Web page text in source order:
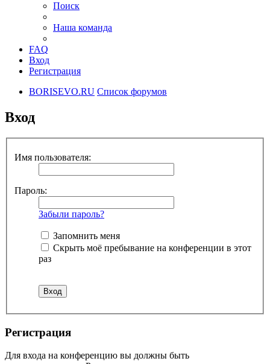
Поиск
Наша команда
FAQ
Вход
Регистрация
BORISEVO.RU Список форумов
Вход
Имя пользователя:
Пароль:
Забыли пароль?
Запомнить меня
Скрыть моё пребывание на конференции в этот
раз
Регистрация
Для входа на конференцию вы должны быть